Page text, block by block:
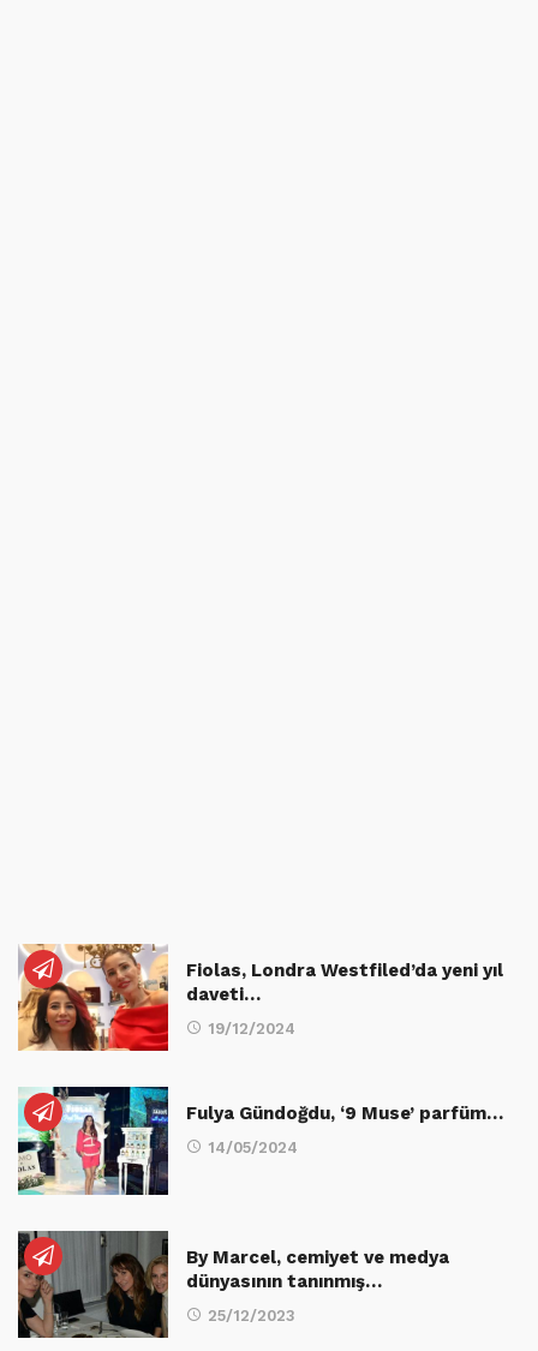
Fiolas, Londra Westfiled’da yeni yıl
daveti…
19/12/2024
Fulya Gündoğdu, ‘9 Muse’ parfüm…
14/05/2024
By Marcel, cemiyet ve medya
dünyasının tanınmış…
25/12/2023